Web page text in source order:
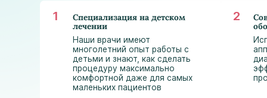
Специализация на детском
лечении
Наши врачи имеют
многолетний опыт работы с
детьми и знают, как сделать
процедуру максимально
комфортной даже для самых
маленьких пациентов